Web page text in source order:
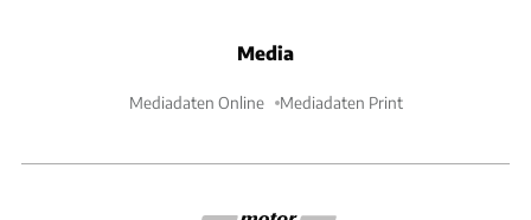
Media
Mediadaten Online Mediadaten Print